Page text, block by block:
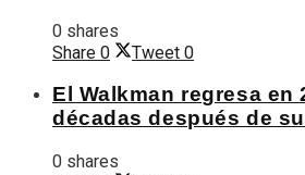
0 shares
Share 0 Tweet 0
El Walkman regresa en
décadas después de
0 shares